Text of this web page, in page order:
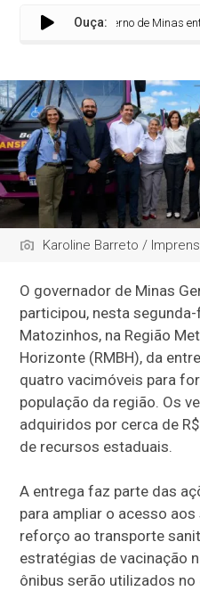
Ouça:
Governo de Minas
Karoline Barreto /
O governador de Minas
participou, nesta
Matozinhos, na Região
Horizonte (RMBH), da
quatro vacimóveis para
população da região. Os
adquiridos por cerca de
de recursos estaduais.
A entrega faz parte das
para ampliar o acesso
reforço ao transporte
estratégias de vacinação
ônibus serão utilizados